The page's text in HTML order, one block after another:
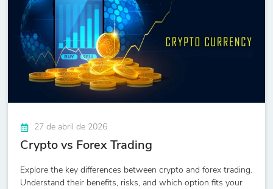
27 de abril de 2026
Crypto vs Forex Trading
Explore the key differences between crypto and forex trading.
Understand their benefits, risks, and which option fits your